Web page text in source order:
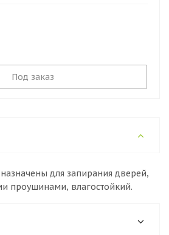
Под заказ
для запирания дверей,
проушинами, влагостойкий.